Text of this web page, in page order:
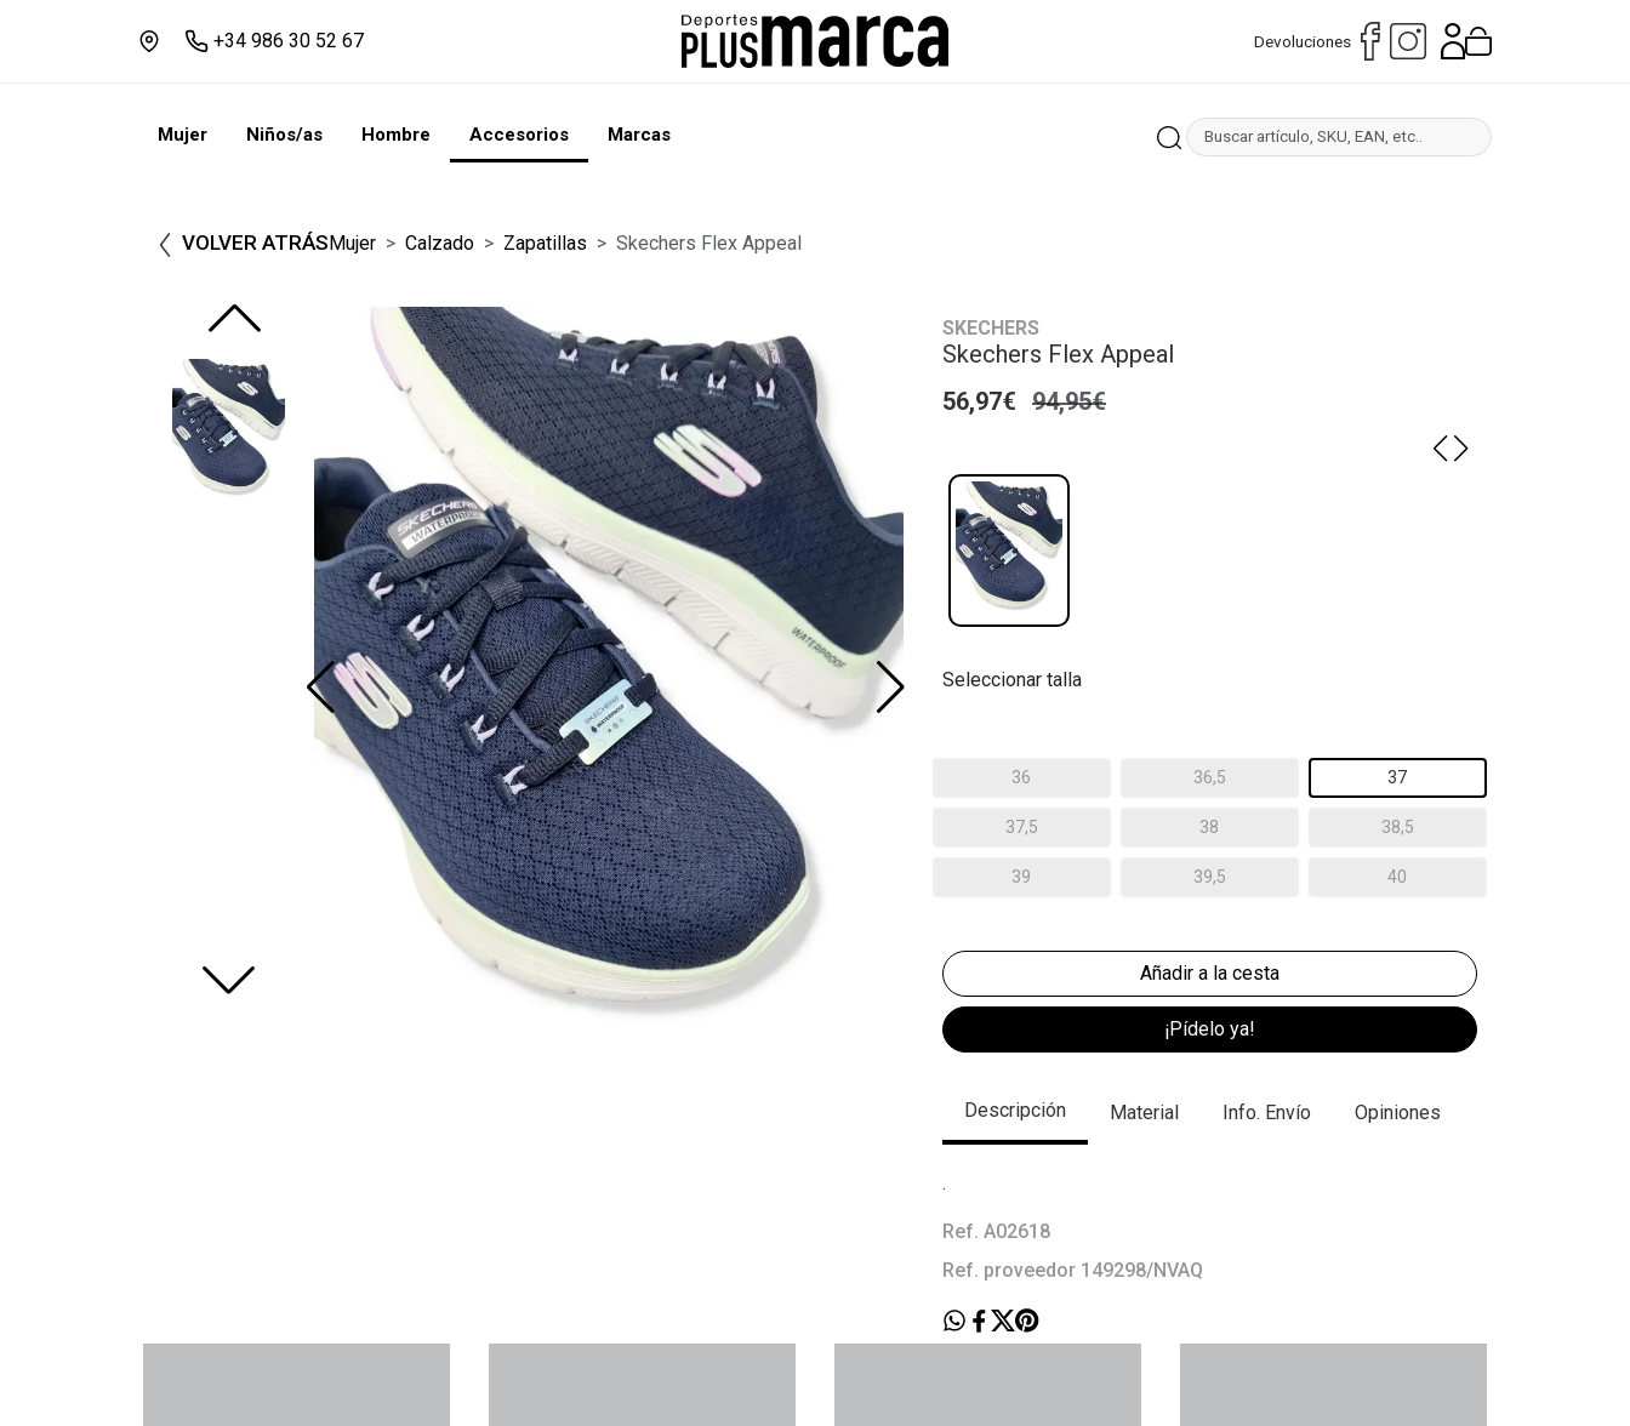
+34 986 30 52 67 Devoluciones
Mujer Niños/as Hombre Accesorios Marcas
VOLVER ATRÁSMujer Calzado Zapatillas Skechers Flex Appeal
SKECHERS
Skechers Flex Appeal
56,97€ 94,95€
Seleccionar talla
36 36,5 37
37,5 38 38,5
39 39,5 40
¡Pídelo ya!
Descripción Material Info. Envío Opiniones
.
Ref. A02618
Ref. proveedor 149298/NVAQ